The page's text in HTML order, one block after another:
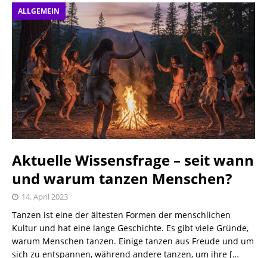
ALLGEMEIN
Aktuelle Wissensfrage – seit wann
und warum tanzen Menschen?
14. April 2023
Tanzen ist eine der ältesten Formen der menschlichen
Kultur und hat eine lange Geschichte. Es gibt viele Gründe,
warum Menschen tanzen. Einige tanzen aus Freude und um
sich zu entspannen, während andere tanzen, um ihre […